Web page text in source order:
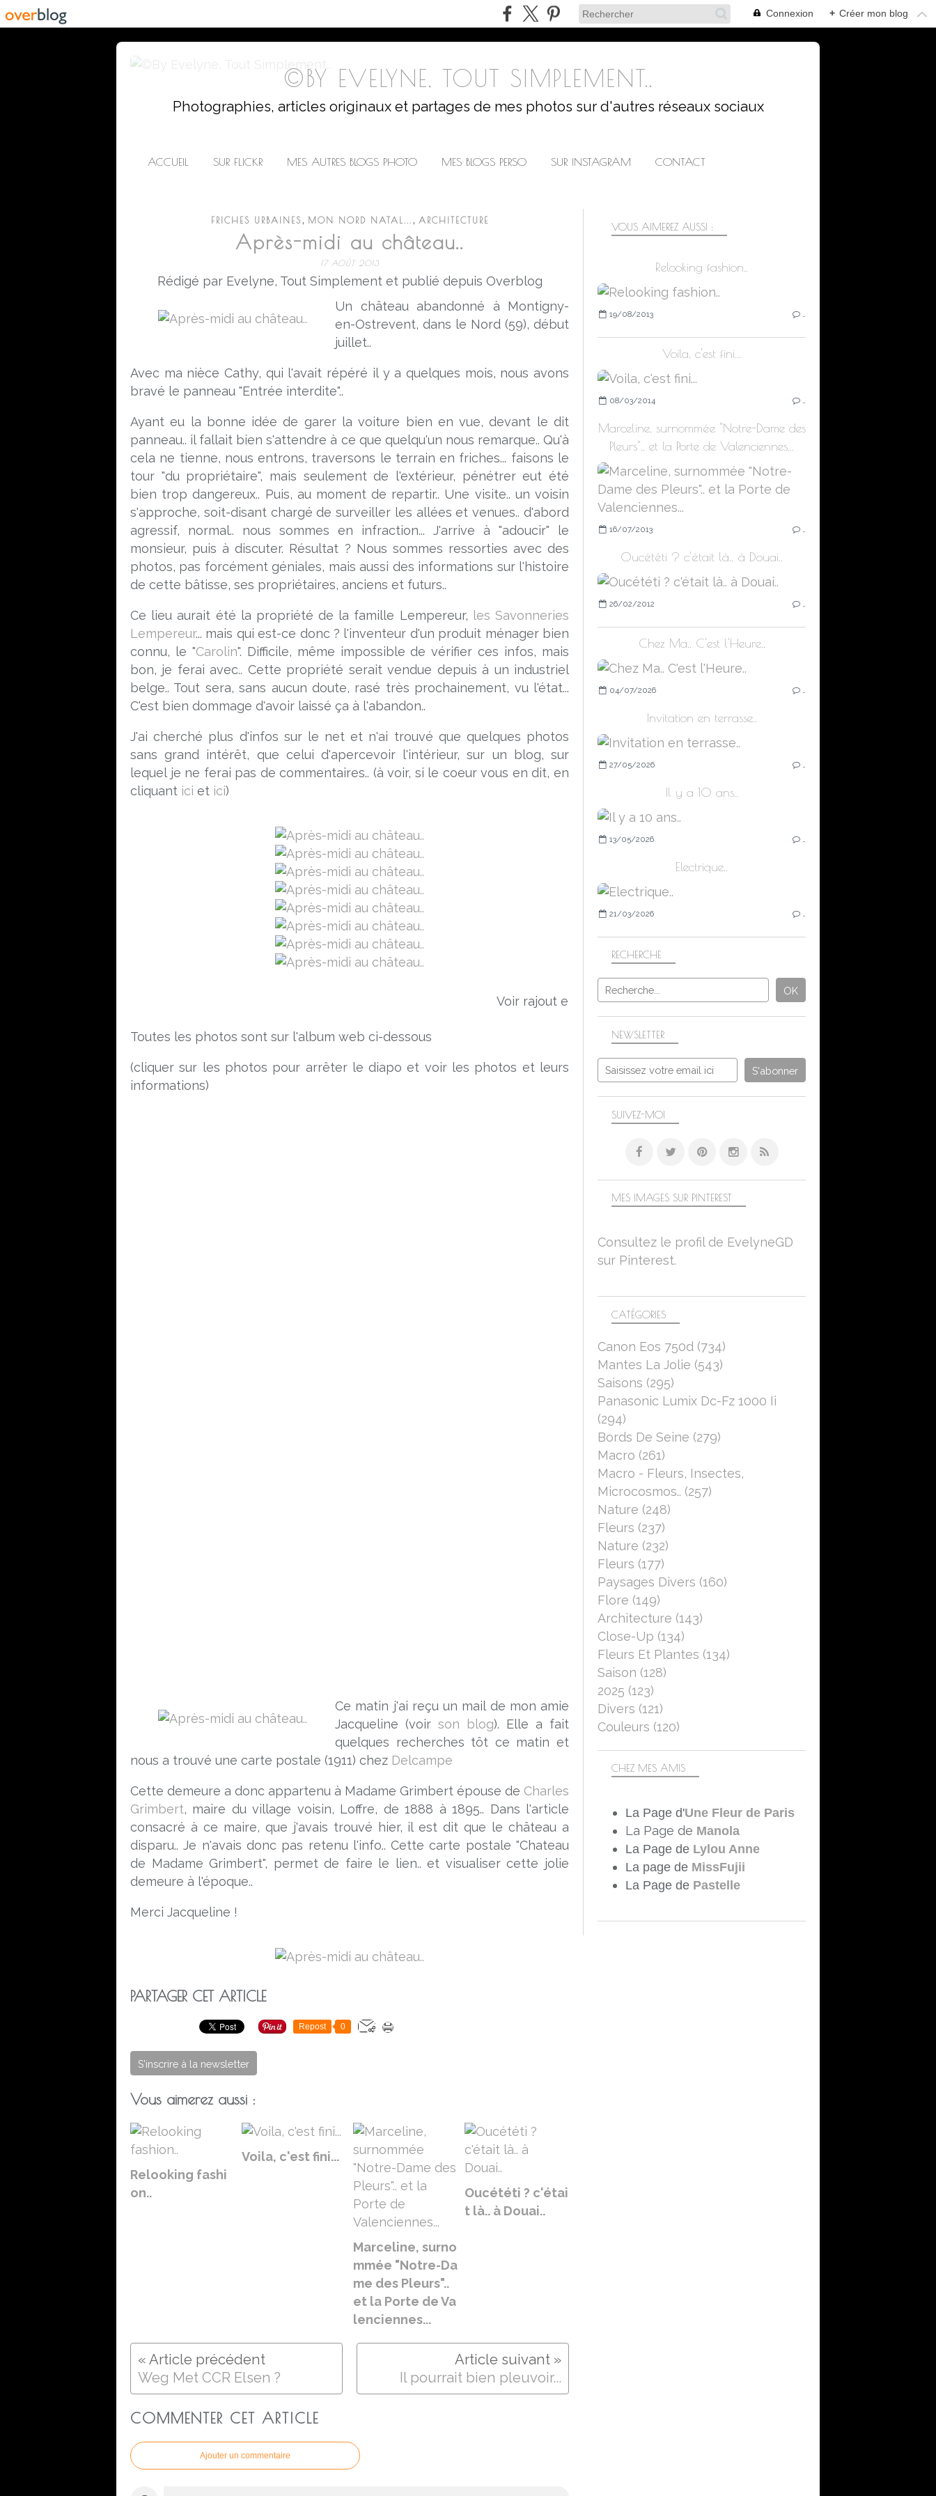
Connexion + Créer mon blog
©BY EVELYNE, TOUT SIMPLEMENT..
Photographies, articles originaux et partages de mes photos sur d'autres réseaux sociaux
ACCUEIL SUR FLICKR MES AUTRES BLOGS PHOTO MES BLOGS PERSO SUR INSTAGRAM CONTACT
FRICHES URBAINES , MON NORD NATAL... , ARCHITECTURE
Après-midi au château..
17 AOÛT 2013
Rédigé par Evelyne, Tout Simplement et publié depuis Overblog
Un château abandonné à Montigny-
en-Ostrevent, dans le Nord (59), début
juillet..
Avec ma nièce Cathy, qui l'avait répéré il y a quelques mois, nous avons
bravé le panneau "Entrée interdite"..
Ayant eu la bonne idée de garer la voiture bien en vue, devant le dit
panneau.. il fallait bien s'attendre à ce que quelqu'un nous remarque.. Qu'à
cela ne tienne, nous entrons, traversons le terrain en friches... faisons le
tour "du propriétaire", mais seulement de l'extérieur, pénétrer eut été
bien trop dangereux.. Puis, au moment de repartir.. Une visite.. un voisin
s'approche, soit-disant chargé de surveiller les allées et venues.. d'abord
agressif, normal.. nous sommes en infraction... J'arrive à "adoucir" le
monsieur, puis à discuter. Résultat ? Nous sommes ressorties avec des
photos, pas forcément géniales, mais aussi des informations sur l'histoire
de cette bâtisse, ses propriétaires, anciens et futurs..
Ce lieu aurait été la propriété de la famille Lempereur, les Savonneries
Lempereur... mais qui est-ce donc ? l'inventeur d'un produit ménager bien
connu, le "Carolin". Difficile, même impossible de vérifier ces infos, mais
bon, je ferai avec.. Cette propriété serait vendue depuis à un industriel
belge.. Tout sera, sans aucun doute, rasé très prochainement, vu l'état...
C'est bien dommage d'avoir laissé ça à l'abandon..
J'ai cherché plus d'infos sur le net et n'ai trouvé que quelques photos
sans grand intérêt, que celui d'apercevoir l'intérieur, sur un blog, sur
lequel je ne ferai pas de commentaires.. (à voir, si le coeur vous en dit, en
cliquant ici et ici)
Voir rajout en bas de page
Toutes les photos sont sur l'album web ci-dessous
(cliquer sur les photos pour arrêter le diapo et voir les photos et leurs
informations)
Ce matin j'ai reçu un mail de mon amie
Jacqueline (voir son blog). Elle a fait
quelques recherches tôt ce matin et
nous a trouvé une carte postale (1911) chez Delcampe
Cette demeure a donc appartenu à Madame Grimbert épouse de Charles
Grimbert, maire du village voisin, Loffre, de 1888 à 1895.. Dans l'article
consacré à ce maire, que j'avais trouvé hier, il est dit que le château a
disparu.. Je n'avais donc pas retenu l'info.. Cette carte postale "Chateau
de Madame Grimbert", permet de faire le lien.. et visualiser cette jolie
demeure à l'époque..
Merci Jacqueline !
PARTAGER CET ARTICLE
Repost 0
S'inscrire à la newsletter
Vous aimerez aussi :
Relooking fashi
on..
Voila, c'est fini...
Marceline, surno
mmée "Notre-Da
me des Pleurs"..
et la Porte de Va
lenciennes...
Oucététi ? c'étai
t là.. à Douai..
Weg Met CCR Elsen ? Il pourrait bien pleuvoir...
COMMENTER CET ARTICLE
Ajouter un commentaire
NEWSLETTER
SUIVEZ-MOI
RECHERCHE
VOUS AIMEREZ AUSSI :
Relooking fashion..
19/08/2013
Voila, c'est fini...
08/03/2014
Marceline, surnommée "Notre-Dame des
Pleurs".. et la Porte de Valenciennes...
16/07/2013
Oucététi ? c'était là.. à Douai..
26/02/2012
Chez Ma.. C'est l'Heure..
04/07/2026
Invitation en terrasse..
27/05/2026
Il y a 10 ans..
13/05/2026
Electrique..
21/03/2026
CATÉGORIES
Canon Eos 750d (734)
Mantes La Jolie (543)
Saisons (295)
Panasonic Lumix Dc-Fz 1000 Ii
(294)
Bords De Seine (279)
Macro (261)
Macro - Fleurs, Insectes,
Microcosmos.. (257)
Nature (248)
Fleurs (237)
Nature (232)
Fleurs (177)
Paysages Divers (160)
Flore (149)
Architecture (143)
Close-Up (134)
Fleurs Et Plantes (134)
Saison (128)
2025 (123)
Divers (121)
Couleurs (120)
MES IMAGES SUR PINTEREST
Consultez le profil de EvelyneGD
sur Pinterest.
CHEZ MES AMIS
La Page d'Une Fleur de Paris
La Page de Manola
La Page de Lylou Anne
La page de MissFujii
La Page de Pastelle